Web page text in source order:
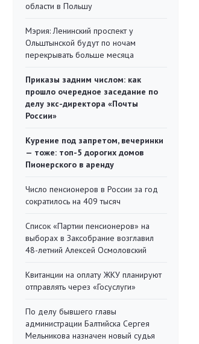
области в Польшу
Мэрия: Ленинский проспект у
Ольштынской будут по ночам
перекрывать больше месяца
Приказы задним числом: как
прошло очередное заседание по
делу экс-директора «Почты
России»
Курение под запретом, вечеринки
— тоже: топ-5 дорогих домов
Пионерского в аренду
Число пенсионеров в России за год
сократилось на 409 тысяч
Список «Партии пенсионеров» на
выборах в Заксобрание возглавил
48-летний Алексей Осмоловский
Квитанции на оплату ЖКУ планируют
отправлять через «Госуслуги»
По делу бывшего главы
администрации Балтийска Сергея
Мельникова назначен новый судья